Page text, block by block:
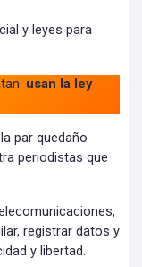
y leyes para
usan la ley
par quedaño
periodistas que
registrar datos y
y libertad.